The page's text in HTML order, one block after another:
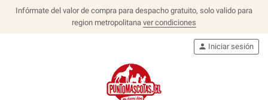
Infórmate del valor de compra para despacho gratuito, solo valido para
region metropolitana ver condiciones
person Iniciar sesión